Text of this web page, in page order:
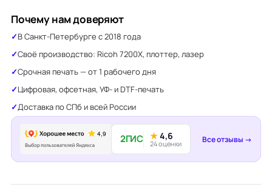
Почему нам доверяют
В Санкт-Петербурге с 2018 года
Своё производство: Ricoh 7200X, плоттер, лазер
Срочная печать — от 1 рабочего дня
Цифровая, офсетная, УФ- и DTF-печать
Доставка по СПб и всей России
2ГИС ★4,6
24 оценки Все отзывы →